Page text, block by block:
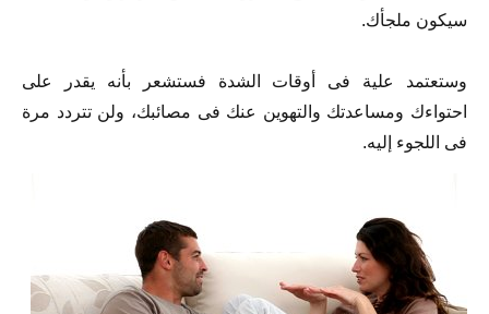
سيكون ملجأك.
وستعتمد علية فى أوقات الشدة فستشعر بأنه يقدر على
احتواءك ومساعدتك والتهوين عنك فى مصائبك، ولن تتردد مرة
فى اللجوء إليه.